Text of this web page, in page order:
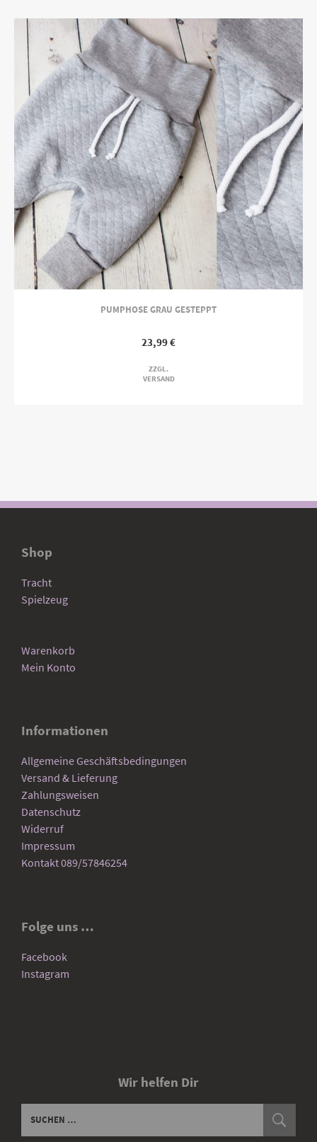
PUMPHOSE GRAU GESTEPPT
23,99€
ZZGL.
VERSAND
Shop
Tracht
Spielzeug
Warenkorb
Mein Konto
Informationen
Allgemeine Geschäftsbedingungen
Versand & Lieferung
Zahlungsweisen
Datenschutz
Widerruf
Impressum
Kontakt 089/57846254
Folge uns …
Facebook
Instagram
Wir helfen Dir